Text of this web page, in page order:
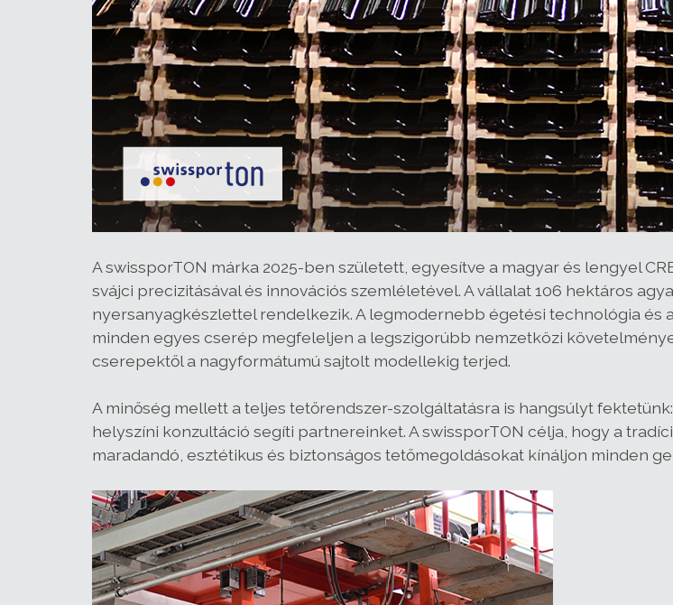
A swissporTON márka 2025-ben született, egyesítve a magyar és lengyel
svájci precizitásával és innovációs szemléletével. A vállalat 106 hektáros
nyersanyagkészlettel rendelkezik. A legmodernebb égetési technológia és
minden egyes cserép megfeleljen a legszigorúbb nemzetközi
cserepektől a nagyformátumú sajtolt modellekig terjed.
A minőség mellett a teljes tetőrendszer-szolgáltatásra is hangsúlyt
helyszíni konzultáció segíti partnereinket. A swissporTON célja, hogy a
maradandó, esztétikus és biztonságos tetőmegoldásokat kínáljon minden